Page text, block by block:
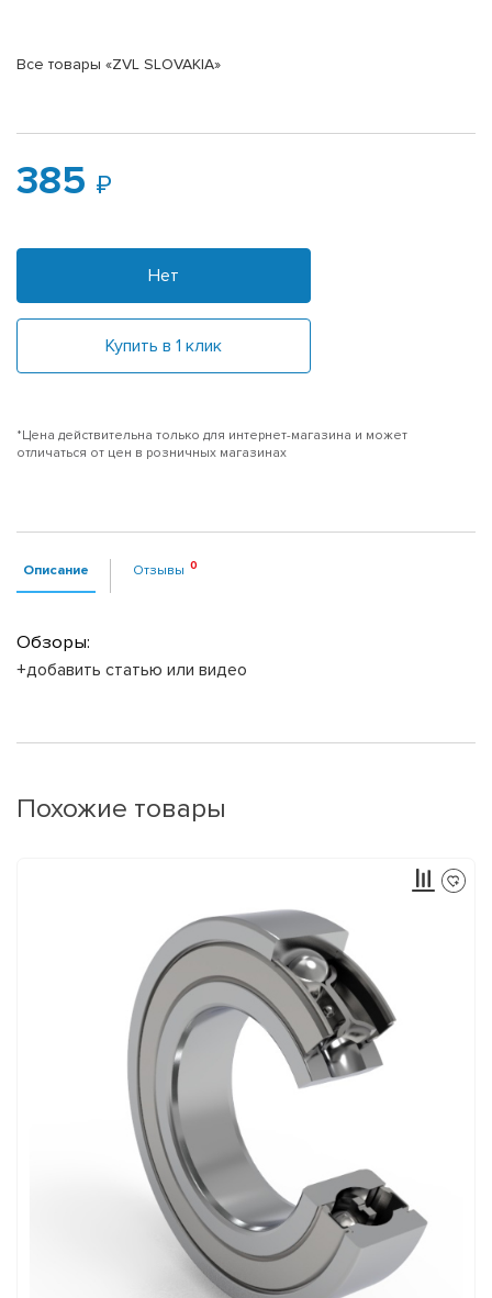
Все товары «ZVL SLOVAKIA»
385
Нет
Купить в 1 клик
*Цена действительна только для интернет-магазина и может
отличаться от цен в розничных магазинах
Описание Отзывы
Обзоры:
+добавить статью или видео
Похожие товары